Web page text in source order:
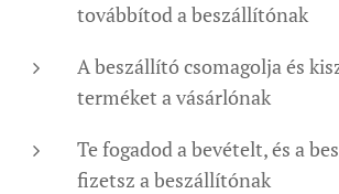
továbbítod a beszállítónak
A beszállító csomagolja és
terméket a vásárlónak
Te fogadod a bevételt, és a
fizetsz a beszállítónak